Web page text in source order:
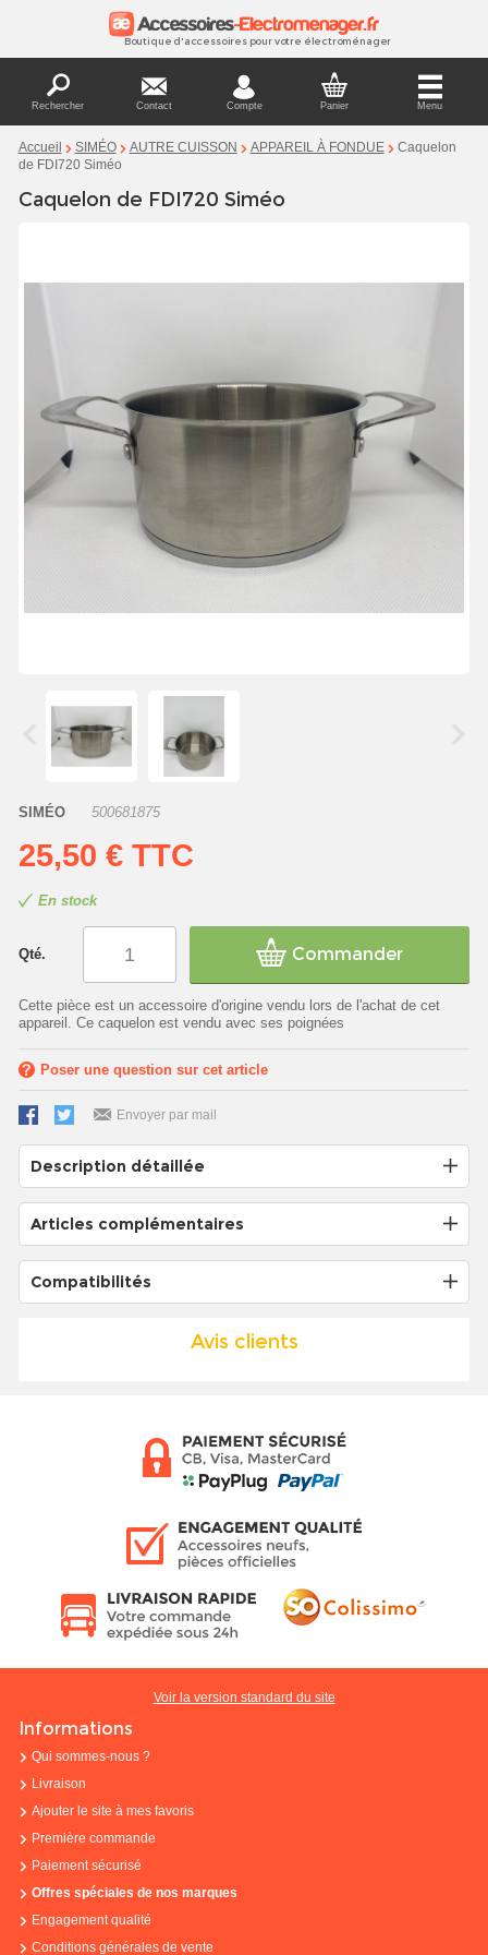
Boutique d'accessoires pour votre électroménager
Rechercher Contact Compte Panier Menu
Accueil SIMÉO AUTRE CUISSON APPAREIL À FONDUE
Caquelon
de FDI720 Siméo
Caquelon de FDI720 Siméo
SIMÉO 500681875
25,50 € TTC
En stock
Qté. Commander
Cette pièce est un accessoire d'origine vendu lors de l'achat de cet
appareil. Ce caquelon est vendu avec ses poignées
Poser une question sur cet article
Envoyer par mail
Description détaillée
Articles complémentaires
Compatibilités
Avis clients
Voir la version standard du site
Informations
Qui sommes-nous ?
Livraison
Ajouter le site à mes favoris
Première commande
Paiement sécurisé
Offres spéciales de nos marques
Engagement qualité
Conditions générales de vente